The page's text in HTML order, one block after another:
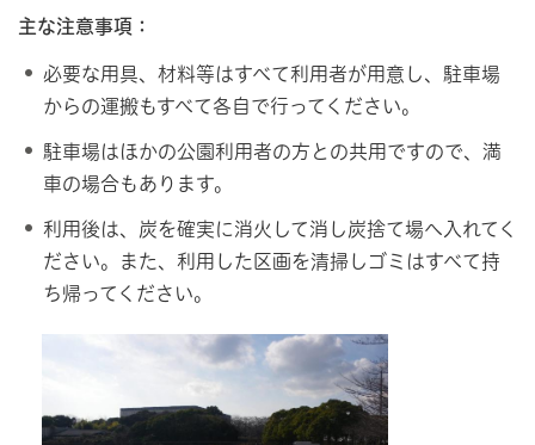
主な注意事項：
必要な用具、材料等はすべて利用者が用意し、駐車場
からの運搬もすべて各自で行ってください。
駐車場はほかの公園利用者の方との共用ですので、満
車の場合もあります。
利用後は、炭を確実に消火して消し炭捨て場へ入れてく
ださい。また、利用した区画を清掃しゴミはすべて持
ち帰ってください。